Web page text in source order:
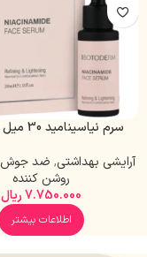
سرم نیاسینامید 30 میل بوتودرم
آرایشی بهداشتی, ضد جوش
روشن کننده
7.750.000ریال
اطلاعات بیشتر